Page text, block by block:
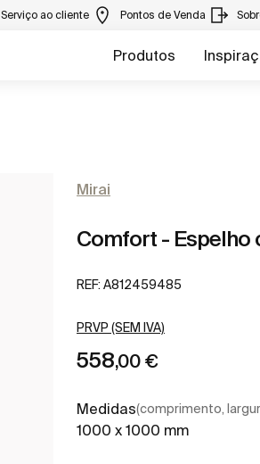
Serviço ao cliente Pontos de Venda
Produtos
Mirai
Comfort - Espelho
REF: A812459485
PRVP (SEM IVA)
558,00 €
Medidas(comprimento,
1000 x 1000 mm